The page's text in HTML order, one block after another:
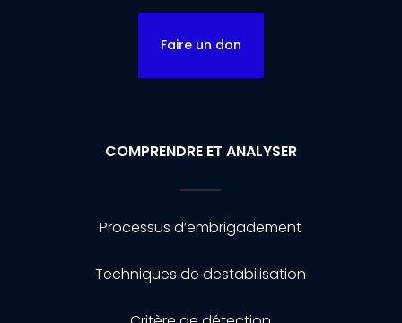
Faire un don
COMPRENDRE ET ANALYSER
Processus d’embrigadement
Techniques de destabilisation